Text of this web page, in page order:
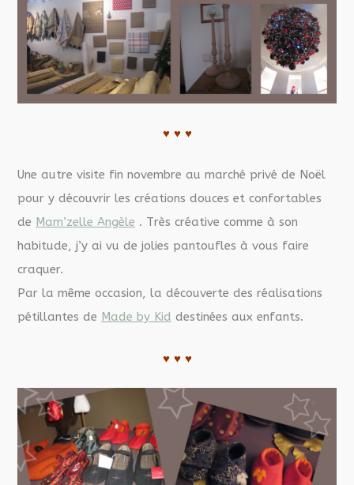
♥ ♥ ♥
Une autre visite fin novembre au marché privé de Noël
pour y découvrir les créations douces et confortables
de Mam’zelle Angèle . Très créative comme à son
habitude, j’y ai vu de jolies pantoufles à vous faire
craquer.
Par la même occasion, la découverte des réalisations
pétillantes de Made by Kid destinées aux enfants.
♥ ♥ ♥